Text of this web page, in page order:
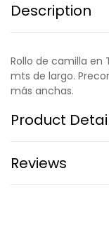
Description
Rollo de camilla en
mts de largo.
más anchas.
Product
Reviews